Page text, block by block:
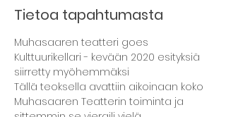
Tietoa tapahtumasta
Muhasaaren teatteri goes
Kulttuurikellari - kevään 2020 esityksiä
siirretty myöhemmäksi
Tällä teoksella avattiin aikoinaan koko
Muhasaaren Teatterin toiminta ja